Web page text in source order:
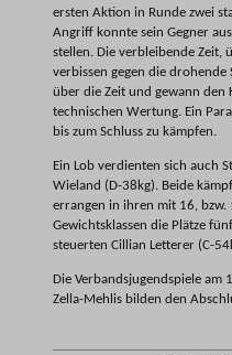
ersten Aktion in Runde zwei
Angriff konnte sein Gegner
stellen. Die verbleibende Zeit,
verbissen gegen die
über die Zeit und gewann
technischen Wertung. Ein
bis zum Schluss zu kämpfen.
Ein Lob verdienten sich auch
Wieland (D-38kg). Beide
errangen in ihren mit 16, bzw.
Gewichtsklassen die Plätze
steuerten Cillian Letterer (C-
Die Verbandsjugendspiele am
Zella-Mehlis bilden den